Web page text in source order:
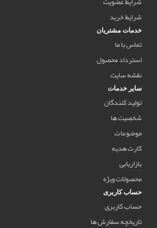
شرایط خرید
خدمات مشتریان
تماس با ما
استرداد محصول
نقشه سایت
سایر خدمات
تولید کنندگان
شخصیت ها
موضوعات
کارت هدیه
بازاریابی
محصولات ویژه
حساب کاربری
حساب کاربری
تاریخچه سفارش ها